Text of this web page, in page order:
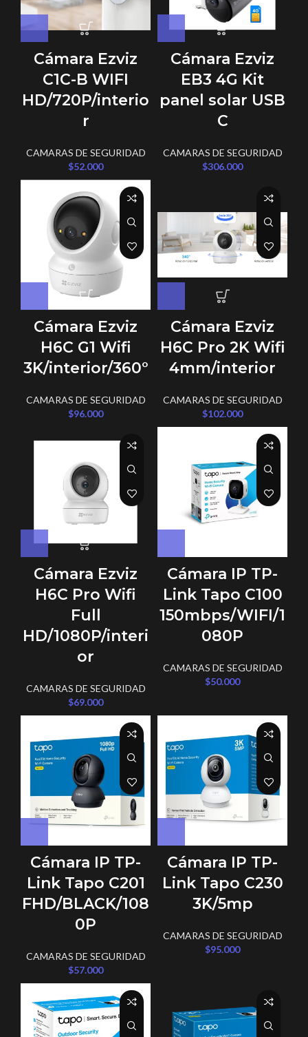
Cámara Ezviz
C1C-B WIFI
HD/720P/interio
r
CAMARAS DE SEGURIDAD
$52.000
Cámara Ezviz
EB3 4G Kit
panel solar USB
C
CAMARAS DE SEGURIDAD
$306.000
Cámara Ezviz
H6C G1 Wifi
3K/interior/360°
CAMARAS DE SEGURIDAD
$96.000
Cámara Ezviz
H6C Pro 2K Wifi
4mm/interior
CAMARAS DE SEGURIDAD
$102.000
Cámara Ezviz
H6C Pro Wifi
Full
HD/1080P/interi
or
CAMARAS DE SEGURIDAD
$69.000
Cámara IP TP-
Link Tapo C100
150mbps/WIFI/1
080P
CAMARAS DE SEGURIDAD
$50.000
Cámara IP TP-
Link Tapo C201
FHD/BLACK/108
0P
CAMARAS DE SEGURIDAD
$57.000
Cámara IP TP-
Link Tapo C230
3K/5mp
CAMARAS DE SEGURIDAD
$95.000